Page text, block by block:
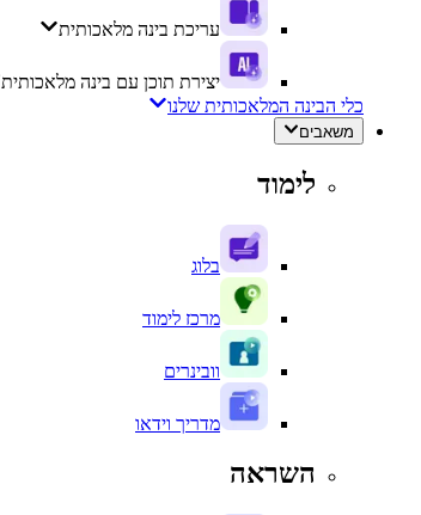
עריכת בינה מלאכותית
יצירת תוכן עם בינה מלאכותית
כלי הבינה המלאכותית שלנו
משאבים
לימוד
בלוג
מרכז לימוד
וובינרים
מדריך וידאו
השראה